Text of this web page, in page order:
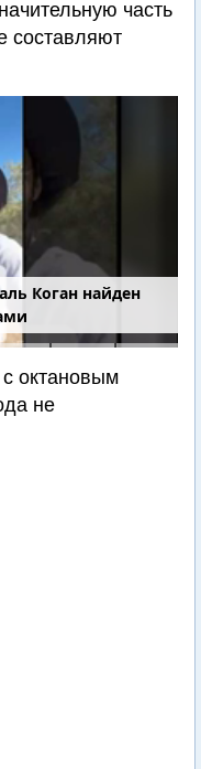
часть
составляют
Коган найден
октановым
не